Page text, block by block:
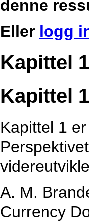
denne
Eller logg
Kapittel
Kapittel
Kapittel 1
A. M.
Currency